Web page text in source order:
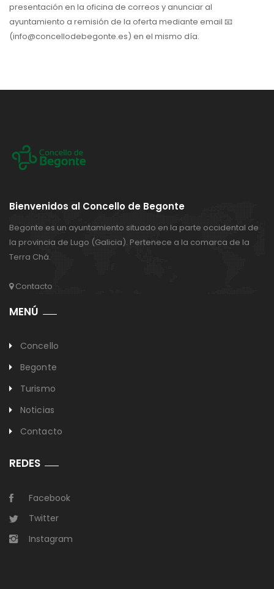
presentación en la oficina de correos y anunciar al
ayuntamiento a remisión de la oferta mediante email 📧
(info@concellodebegonte.es) en el mismo día.
Bienvenidos al Concello de Begonte
Begonte es un ayuntamiento situado en la parte occidental de
la provincia de Lugo (Galicia). Pertenece a la comarca de la
Terra Chá.
Contacto
MENÚ
Concello
Begonte
Turismo
Noticias
Contacto
REDES
Facebook
Twitter
Instagram